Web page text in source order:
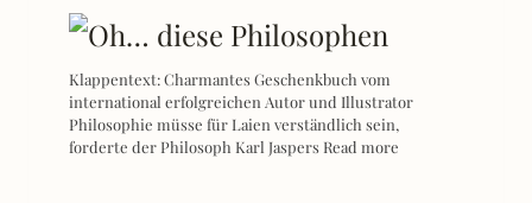
Klappentext: Charmantes Geschenkbuch vom
international erfolgreichen Autor und Illustrator
Philosophie müsse für Laien verständlich sein,
forderte der Philosoph Karl Jaspers Read more